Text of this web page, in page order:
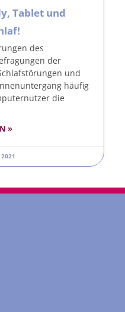
Tablet und
des
der
und
häufig
die
»